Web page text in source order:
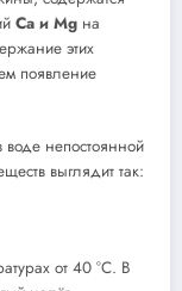
Ca и Mg на
этих
появление
непостоянной
выглядит так:
от 40 °C. В